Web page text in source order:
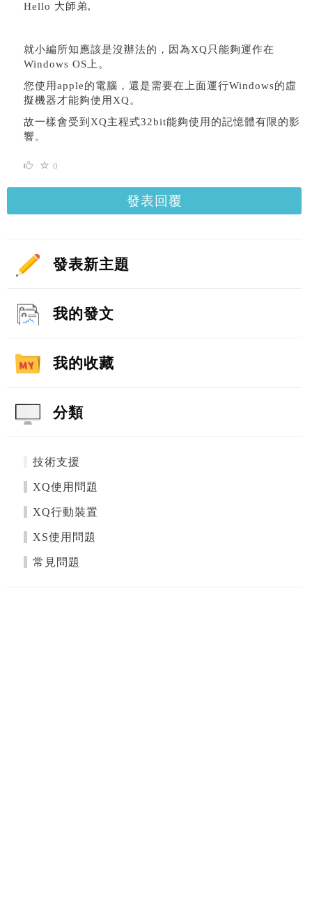
Hello 大師弟,
就小編所知應該是沒辦法的，因為XQ只能夠運作在
Windows OS上。
您使用apple的電腦，還是需要在上面運行Windows的虛
擬機器才能夠使用XQ。
故一樣會受到XQ主程式32bit能夠使用的記憶體有限的影
響。
0
發表回覆
發表新主題
我的發文
我的收藏
分類
技術支援
XQ使用問題
XQ行動裝置
XS使用問題
常見問題